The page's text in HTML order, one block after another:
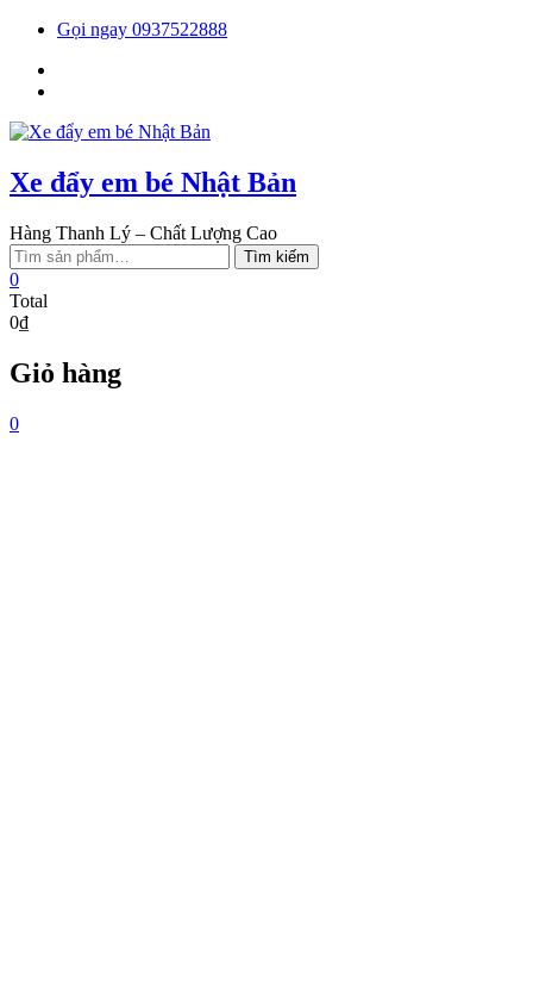
Skip
content
Gọi ngay 0937522888
Xe đẩy em bé Nhật Bản
Hàng Thanh Lý – Chất Lượng Cao
Tìm
kiếm:
Tìm kiếm
0
Total
0₫
Giỏ hàng
0